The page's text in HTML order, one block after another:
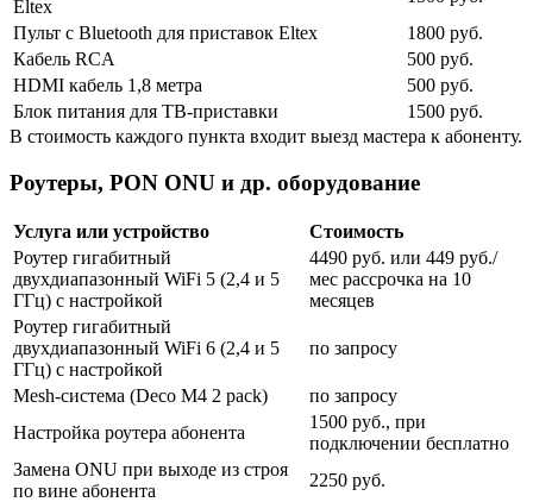
Eltex
Пульт с Bluetooth для приставок Eltex
1800 руб.
Кабель RCA
500 руб.
HDMI кабель 1,8 метра
500 руб.
Блок питания для ТВ-приставки
1500 руб.
В стоимость каждого пункта входит выезд мастера к абоненту.
Роутеры, PON ONU и др. оборудование
Услуга или устройство
Стоимость
Роутер гигабитный
двухдиапазонный WiFi 5 (2,4 и 5
ГГц) с настройкой
4490 руб. или 449 руб./
мес рассрочка на 10
месяцев
Роутер гигабитный
двухдиапазонный WiFi 6 (2,4 и 5
ГГц) с настройкой
по запросу
Mesh-система (Deco M4 2 pack)
по запросу
Настройка роутера абонента
1500 руб., при
подключении бесплатно
Замена ONU при выходе из строя
по вине абонента
2250 руб.